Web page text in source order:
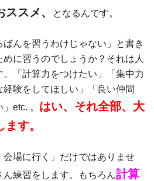
スメ、
となるんです。
ばんを習うわけじゃない」と書き
に習うのでしょうか？それは人
「計算力をつけたい」「集中力
験をしてほしい」「良い仲間
etc. 。 はい、それ全部、大
す。
場に行く」だけではありませ
練習をします。もちろん計算